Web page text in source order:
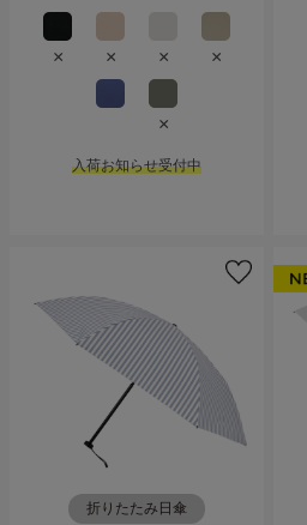
× × × ×
×
入荷お知らせ受付中
折りたたみ日傘